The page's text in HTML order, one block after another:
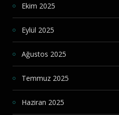
Ekim 2025
Eylül 2025
Ağustos 2025
Temmuz 2025
Haziran 2025